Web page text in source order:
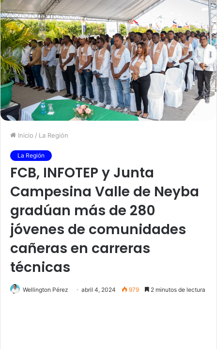
Inicio / La Región
La Región
FCB, INFOTEP y Junta
Campesina Valle de Neyba
gradúan más de 280
jóvenes de comunidades
cañeras en carreras
técnicas
Wellington Pérez abril 4, 2024 979 2 minutos de lectura